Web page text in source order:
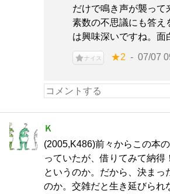
だけで鳴き声が襲っ
素数の不思議にも答え
は興味深いですね。面
ナイス ★2 07/07
Ｋ
(2005,K486)前々からこの本
っていたが、借りてみて納得
というのか。だから、決まっ
のか。交雑だと生き延びられ